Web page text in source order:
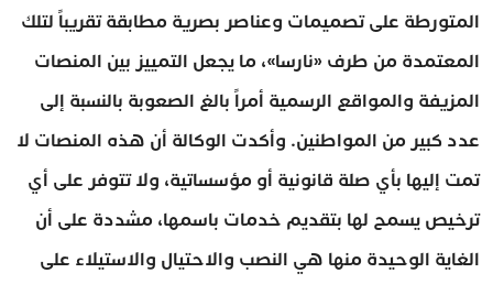
المتورطة على تصميمات وعناصر بصرية مطابقة تقريباً لتلك
المعتمدة من طرف «نارسا»، ما يجعل التمييز بين المنصات
المزيفة والمواقع الرسمية أمراً بالغ الصعوبة بالنسبة إلى
عدد كبير من المواطنين. وأكدت الوكالة أن هذه المنصات لا
تمت إليها بأي صلة قانونية أو مؤسساتية، ولا تتوفر على أي
ترخيص يسمح لها بتقديم خدمات باسمها، مشددة على أن
الغاية الوحيدة منها هي النصب والاحتيال والاستيلاء على